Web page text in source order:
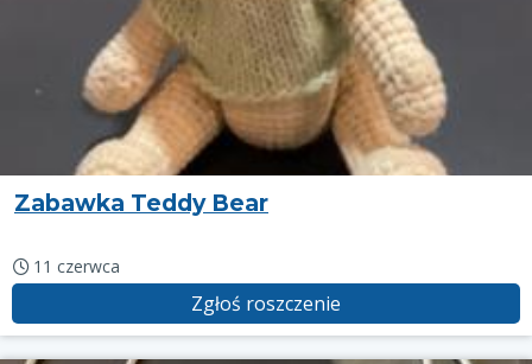
Zabawka Teddy Bear
11 czerwca
Zgłoś roszczenie